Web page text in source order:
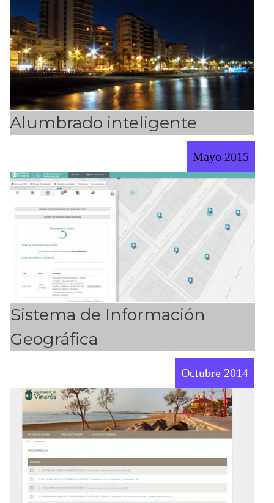
Alumbrado inteligente
Mayo 2015
Sistema de Información
Geográfica
Octubre 2014